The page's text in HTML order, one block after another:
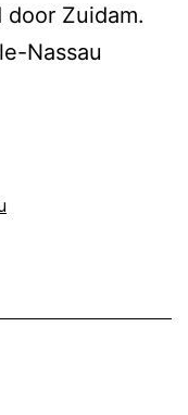
door Zuidam.
Nassau